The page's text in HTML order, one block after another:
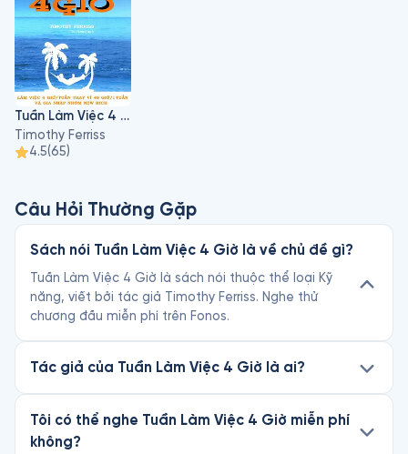
sóng” rộng rãi nhờ thành công từ cuốn sách “The 4 hour
workweek” (Tuần làm việc 4 giờ). Tim trở thành “sao” đối với
nhiều độc giả của tạp chí Maxim hay kênh truyền hình CNBC.
Timothy Ferriss, được đề cử là một trong những “ Doanh nhân
sáng tạo nhất năm 2007 “là một nhà đầu tư tuyệt vời và tác
giả của quyển sách đạt # 1 New York Times, Wall Street
Journal, và Bestseller BusinessWeek. Sau đó, anh chiến thắng
trong giải “Người tự quảng bá thương hiệu tốt nhất mọi thời
Magazine. Anh đã xuất hiện trên hơn 100 phương tiện thông
tin đại chúng, bao gồm The New York Times, The Economist,
Tuần Làm Việc 4 Giờ
Timothy Ferriss
4.5(65)
Câu Hỏi Thường Gặp
Sách nói Tuần Làm Việc 4 Giờ là về chủ đề gì?
Tuần Làm Việc 4 Giờ là sách nói thuộc thể loại Kỹ
năng, viết bởi tác giả Timothy Ferriss. Nghe thử
chương đầu miễn phí trên Fonos.
Tác giả của Tuần Làm Việc 4 Giờ là ai?
Tôi có thể nghe Tuần Làm Việc 4 Giờ miễn phí
không?